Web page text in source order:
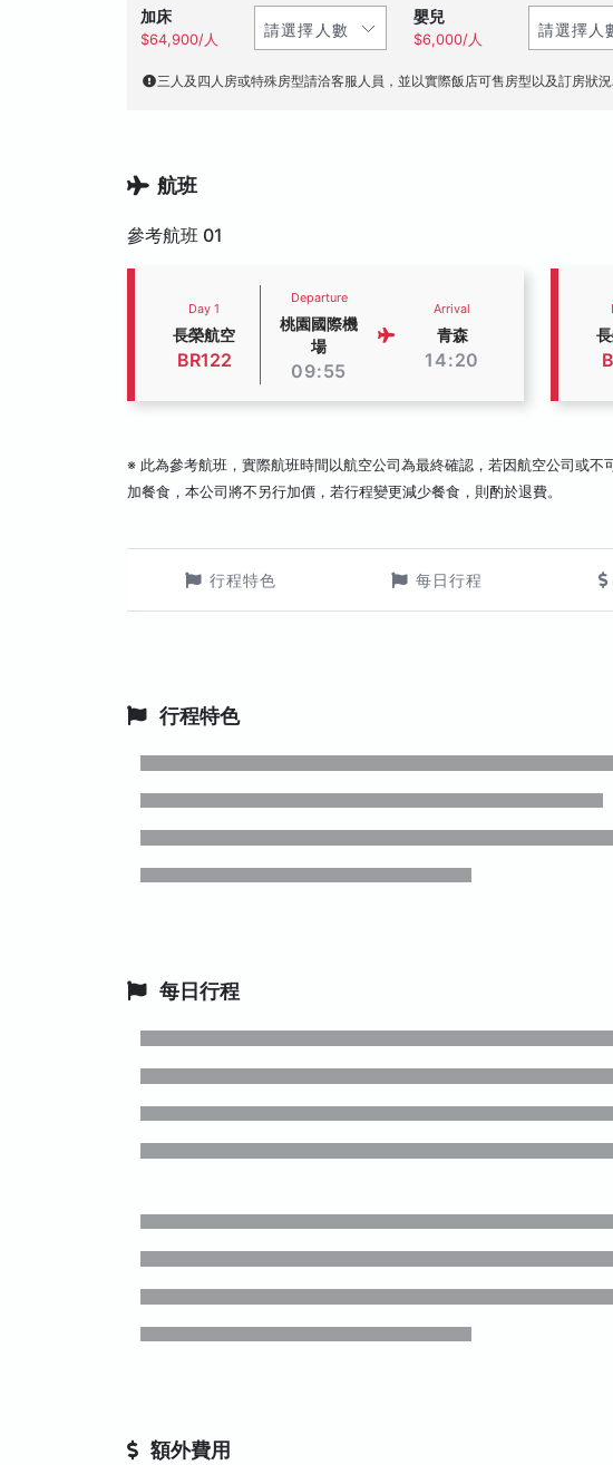
加床
$64,900/人
嬰兒
$6,000/人
三人及四人房或特殊房型請洽客服人員，並以實際飯店可售房型以及訂房狀況
航班
參考航班 01
Day 1
長榮航空
BR122
Departure
桃園國際機
場
09:55
Arrival
青森
14:20
※ 此為參考航班，實際航班時間以航空公司為最終確認，若因航空公司或
加餐食，本公司將不另行加價，若行程變更減少餐食，則酌於退費。
行程特色 每日行程
行程特色
每日行程
額外費用